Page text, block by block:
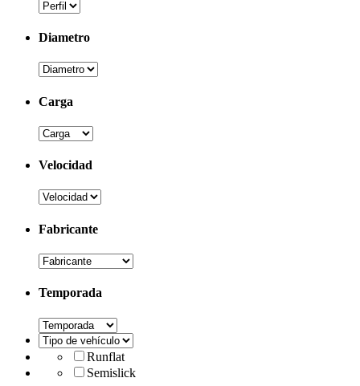
Diametro
Carga
Velocidad
Fabricante
Temporada
Runflat
Semislick